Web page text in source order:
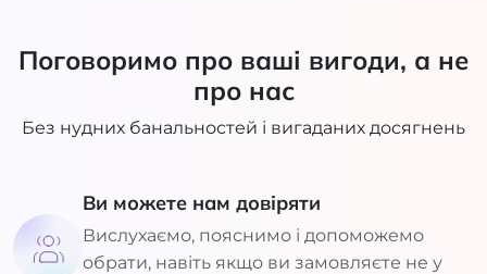
Поговоримо про ваші вигоди, а не
про нас
Без нудних банальностей і вигаданих досягнень
Ви можете нам довіряти
Вислухаємо, пояснимо і допоможемо
обрати, навіть якщо ви замовляєте не у